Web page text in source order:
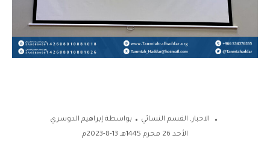
الاخبار, القسم النسائي بواسطةإبراهيم الدوسري
الأحد 26 محرم 1445هـ 13-8-2023م